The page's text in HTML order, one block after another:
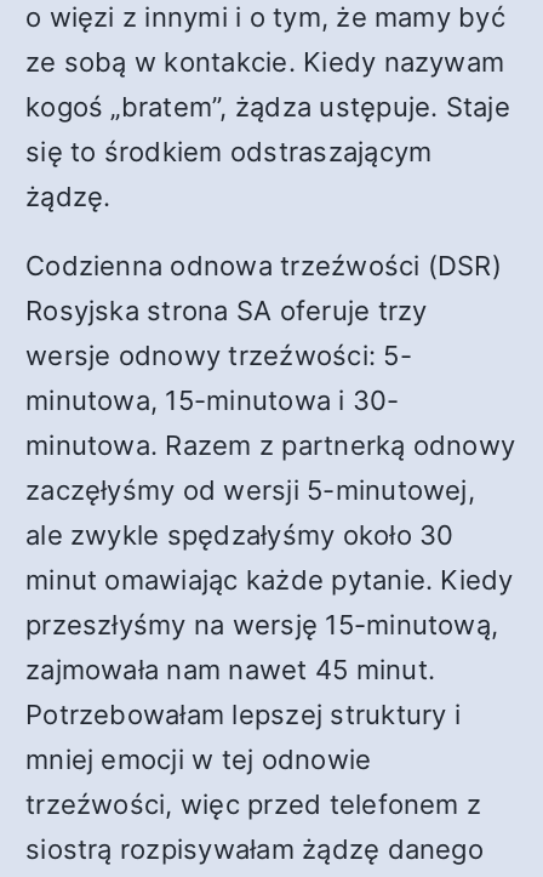
o więzi z innymi i o tym, że mamy być
ze sobą w kontakcie. Kiedy nazywam
kogoś „bratem”, żądza ustępuje. Staje
się to środkiem odstraszającym
żądzę.
Codzienna odnowa trzeźwości (DSR)
Rosyjska strona SA oferuje trzy
wersje odnowy trzeźwości: 5-
minutowa, 15-minutowa i 30-
minutowa. Razem z partnerką odnowy
zaczęłyśmy od wersji 5-minutowej,
ale zwykle spędzałyśmy około 30
minut omawiając każde pytanie. Kiedy
przeszłyśmy na wersję 15-minutową,
zajmowała nam nawet 45 minut.
Potrzebowałam lepszej struktury i
mniej emocji w tej odnowie
trzeźwości, więc przed telefonem z
siostrą rozpisywałam żądzę danego